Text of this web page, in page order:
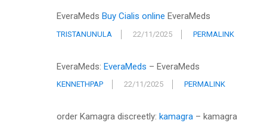
EveraMeds Buy Cialis online EveraMeds
TRISTANUNULA 22/11/2025 PERMALINK
EveraMeds: EveraMeds – EveraMeds
KENNETHPAP 22/11/2025 PERMALINK
order Kamagra discreetly: kamagra – kamagra